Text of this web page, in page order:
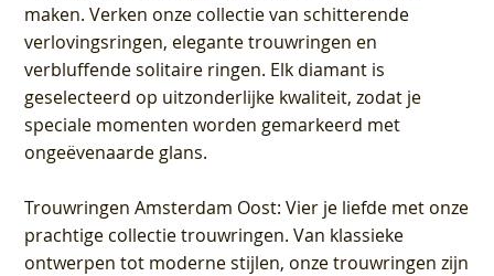
maken. Verken onze collectie van schitterende
verlovingsringen, elegante trouwringen en
verbluffende solitaire ringen. Elk diamant is
geselecteerd op uitzonderlijke kwaliteit, zodat je
speciale momenten worden gemarkeerd met
ongeëvenaarde glans.
Trouwringen Amsterdam Oost: Vier je liefde met onze
prachtige collectie trouwringen. Van klassieke
ontwerpen tot moderne stijlen, onze trouwringen zijn